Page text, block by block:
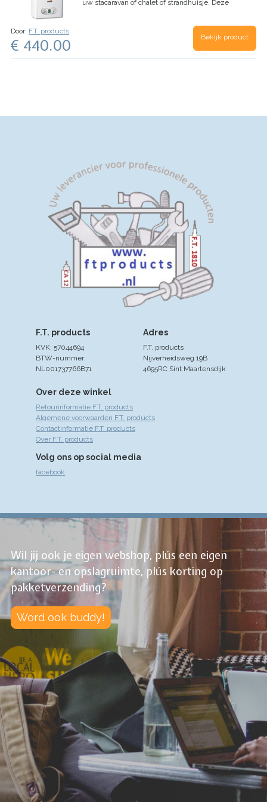
30 x 30 cm Bovenplaat inwendinge afmeting: 10
Let op bij het
bestellen van een groot aantal steunpoten kan
uw stacaravan of chalet of strandhuisje. Deze
moment dat u vraagt om warm water gaat de
geiser vanzelf aan en uit. Er is dus geen
De geiser wordt
geleverd inclusief batterijen en 2 stuks
Door: F.T. products
€ 440.00 Bekijk product
Over deze winkel
Retourinformatie F.T. products
Algemene voorwaarden F.T. products
Contactinformatie F.T. products
Over F.T. products
Volg ons op social media
facebook
Adres
F.T. products
Nijverheidsweg 19B
4695RC Sint Maartensdijk
F.T. products
KVK: 57044694
BTW-nummer:
NL001737766B71
Wil jij ook je eigen webshop, plús een eigen
kantoor- en opslagruimte, plús korting op
pakketverzending?
Word ook buddy!